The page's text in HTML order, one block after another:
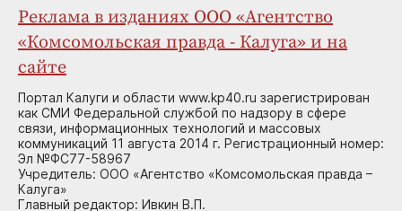
Реклама в изданиях ООО «Агентство
«Комсомольская правда - Калуга» и на
сайте
Портал Калуги и области www.kp40.ru зарегистрирован
как СМИ Федеральной службой по надзору в сфере
связи, информационных технологий и массовых
коммуникаций 11 августа 2014 г. Регистрационный номер:
Эл №ФС77-58967
Учредитель: ООО «Агентство «Комсомольская правда –
Калуга»
Главный редактор: Ивкин В.П.